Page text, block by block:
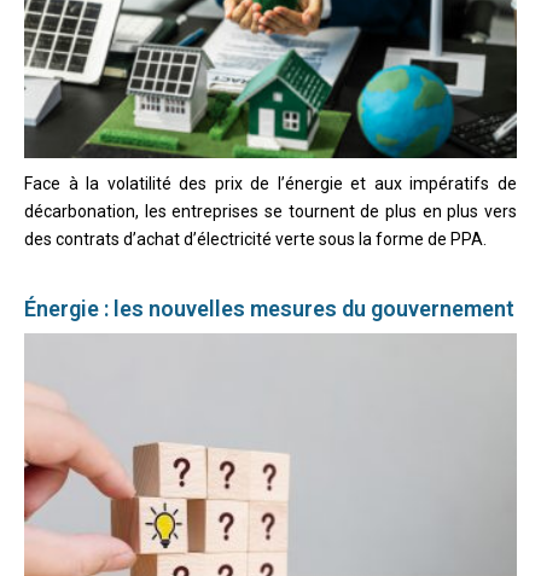
Face à la volatilité des prix de l’énergie et aux impératifs de
décarbonation, les entreprises se tournent de plus en plus vers
des contrats d’achat d’électricité verte sous la forme de PPA.
Énergie : les nouvelles mesures du gouvernement